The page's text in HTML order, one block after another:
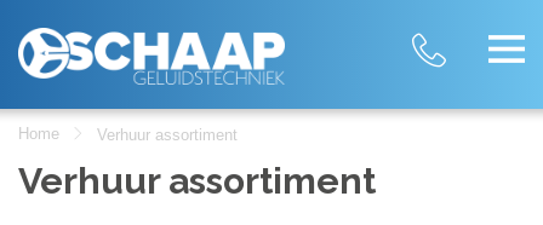
Home Verhuur assortiment
Verhuur assortiment